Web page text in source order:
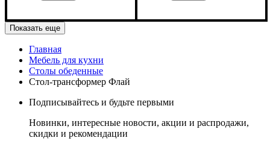
Длина: 120 см
Ширина: 80 см
Высота - 75 см.
Длина: 120 см
Показать еще
Главная
Мебель для кухни
Столы обеденные
Стол-трансформер Флай
Подписывайтесь и будьте первыми
Новинки, интересные новости, акции и распродажи,
скидки и рекомендации